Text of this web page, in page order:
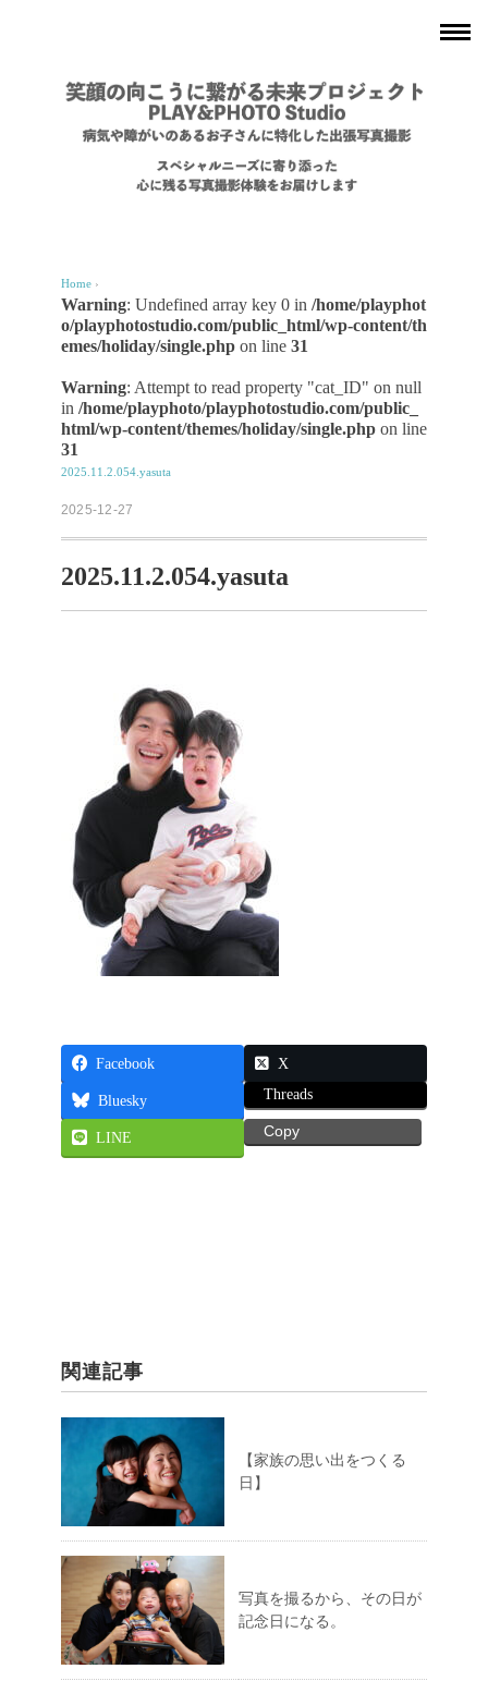
Home ›
Warning: Undefined array key 0 in /home/playphot
o/playphotostudio.com/public_html/wp-content/th
emes/holiday/single.php on line 31
Warning: Attempt to read property "cat_ID" on null
in /home/playphoto/playphotostudio.com/public_
html/wp-content/themes/holiday/single.php on line
31
2025.11.2.054.yasuta
2025-12-27
2025.11.2.054.yasuta
Facebook X
Bluesky Threads
LINE Copy
関連記事
【家族の思い出をつくる
日】
写真を撮るから、その日が
記念日になる。